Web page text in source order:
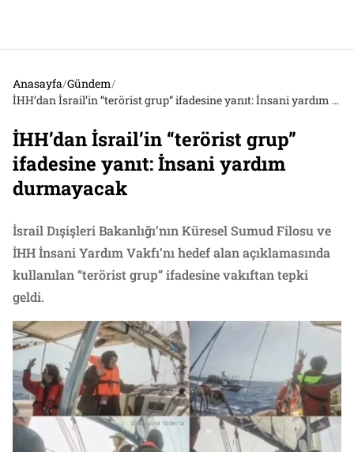
Anasayfa/Gündem/
İHH’dan İsrail’in “terörist grup” ifadesine yanıt: İnsani yardım durmayacak
İHH’dan İsrail’in “terörist grup”
ifadesine yanıt: İnsani yardım
durmayacak
İsrail Dışişleri Bakanlığı’nın Küresel Sumud Filosu ve
İHH İnsani Yardım Vakfı’nı hedef alan açıklamasında
kullanılan “terörist grup” ifadesine vakıftan tepki
geldi.